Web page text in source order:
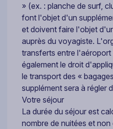
» (ex. : planche de surf,
font l'objet d'un
et doivent faire l'objet
auprès du voyagiste.
transferts entre
également le droit
le transport des «
supplément sera à régler
Votre séjour
La durée du séjour est
nombre de nuitées et